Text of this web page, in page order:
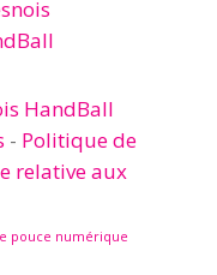
HandBall
- Politique de
relative aux
pouce numérique